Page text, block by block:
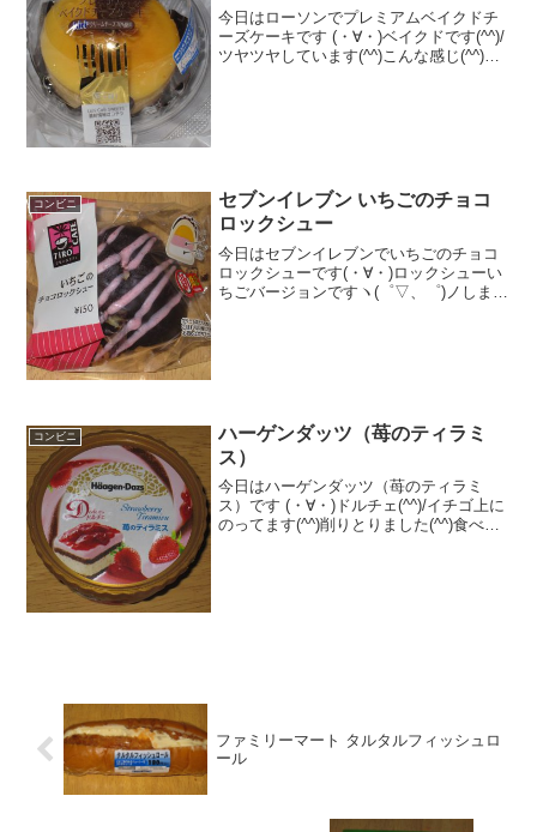
今日はローソンでプレミアムベイクドチ
ーズケーキです (・∀・)ベイクドです(^^)/
ツヤツヤしています(^^)こんな感じ(^^)食
コンビニ
セブンイレブン いちごのチョコ
ロックシュー
今日はセブンイレブンでいちごのチョコ
ロックシューです(・∀・)ロックシューい
ちごバージョンですヽ(゜▽、゜)ノしまし
コンビニ
ハーゲンダッツ（苺のティラミ
ス）
今日はハーゲンダッツ（苺のティラミ
ス）です (・∀・)ドルチェ(^^)/イチゴ上に
のってます(^^)削りとりました(^^)食べた
ファミリーマート タルタルフィッシュロ
ール